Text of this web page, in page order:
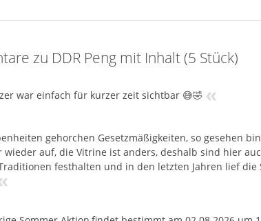
zu DDR Peng mit Inhalt (5 Stück)
war einfach für kurzer zeit sichtbar 😅🤣 «
gehorchen Gesetzmäßigkeiten, so gesehen
auf, die Vitrine ist anders, deshalb sind hier
festhalten und in den letzten Jahren lief